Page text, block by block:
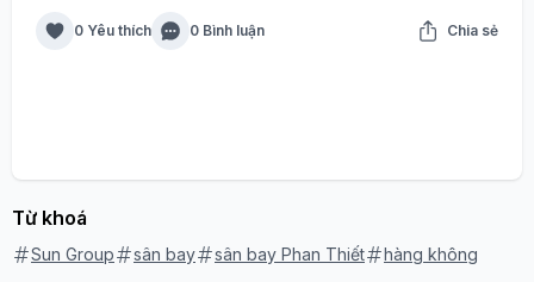
0 Yêu thích 0 Bình luận Chia sẻ
Từ khoá
Sun Group sân bay sân bay Phan Thiết hàng không